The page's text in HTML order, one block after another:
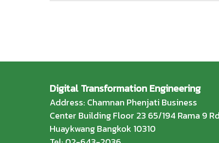
Digital Transformation Engineering
Address: Chamnan Phenjati Business
Center Building Floor 23 65/194 Rama 9
Huaykwang Bangkok 10310